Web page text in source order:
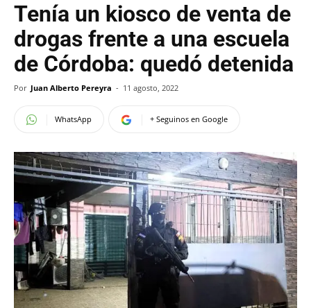
Tenía un kiosco de venta de
drogas frente a una escuela
de Córdoba: quedó detenida
Por Juan Alberto Pereyra - 11 agosto, 2022
WhatsApp + Seguinos en Google